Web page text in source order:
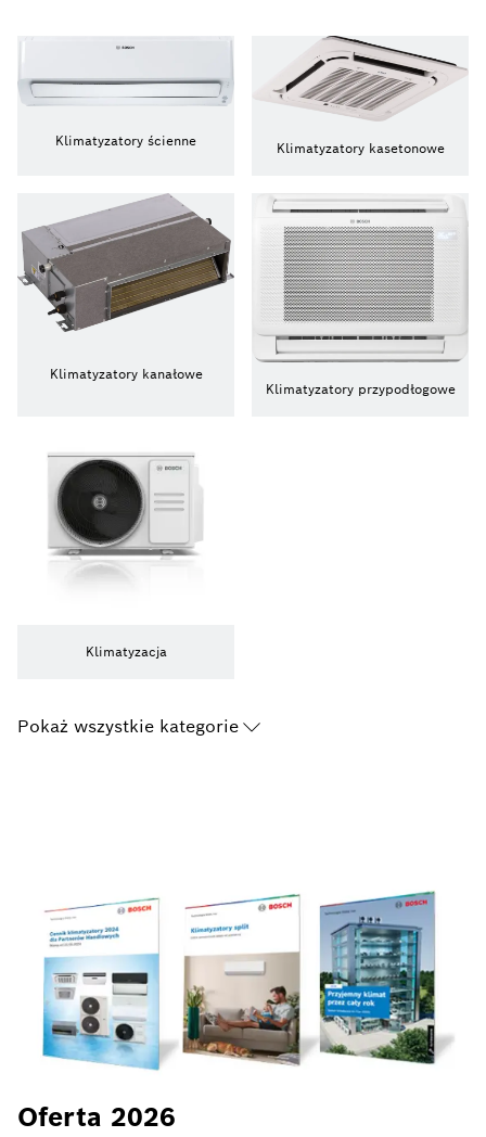
Klimatyzatory ścienne Klimatyzatory kasetonowe
Klimatyzatory kanałowe
Klimatyzatory przypodłogowe
Klimatyzacja
Pokaż wszystkie kategorie
Oferta 2026